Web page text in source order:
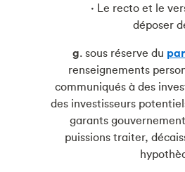
· Le recto et le
déposer
g. sous réserve du
renseignements
communiqués à des
des investisseurs
garants
puissions traiter,